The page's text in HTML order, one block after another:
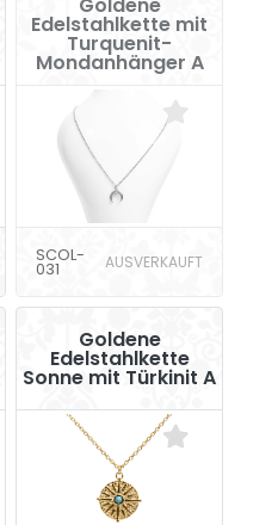
Edelstahlkette mit
Turquenit-
Mondanhänger A
SCOL-
031 AUSVERKAUFT
Goldene
Edelstahlkette
Sonne mit Türkinit A